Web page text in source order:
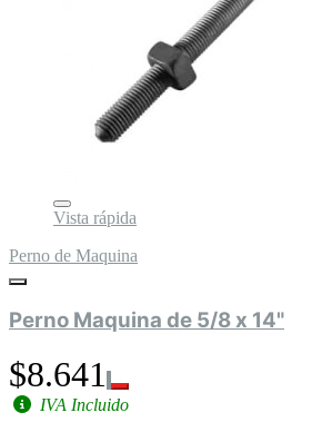
Vista rápida
Perno de Maquina
Perno Maquina de 5/8 x 14"
$8.641
IVA Incluido